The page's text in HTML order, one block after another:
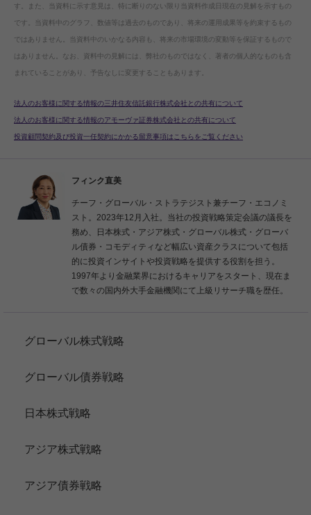
フィンク直美
チーフ・グローバル・ストラテジスト兼チーフ・エコノミ
スト。2023年12月入社。当社の投資戦略策定会議の議長を
務め、日本株式・アジア株式・グローバル株式・グローバ
ル債券・コモディティなど幅広い資産クラスについて包括
的に投資インサイトや投資戦略を提供する役割を担う。
1997年より金融業界におけるキャリアをスタート、現在ま
で数々の国内外大手金融機関にて上級リサーチ職を歴任。
グローバル株式戦略
グローバル債券戦略
日本株式戦略
アジア株式戦略
アジア債券戦略
す。また、当資料に示す意見は、特に断りのない限り当資料作成日現在の見解を示すもの
です。当資料中のグラフ、数値等は過去のものであり、将来の運用成果等を約束するもの
ではありません。当資料中のいかなる内容も、将来の市場環境の変動等を保証するもので
はありません。なお、資料中の見解には、弊社のものではなく、著者の個人的なものも含
まれていることがあり、予告なしに変更することもあります。
法人のお客様に関する情報の三井住友信託銀行株式会社との共有について
法人のお客様に関する情報のアモーヴァ証券株式会社との共有について
投資顧問契約及び投資一任契約にかかる留意事項はこちらをご覧ください